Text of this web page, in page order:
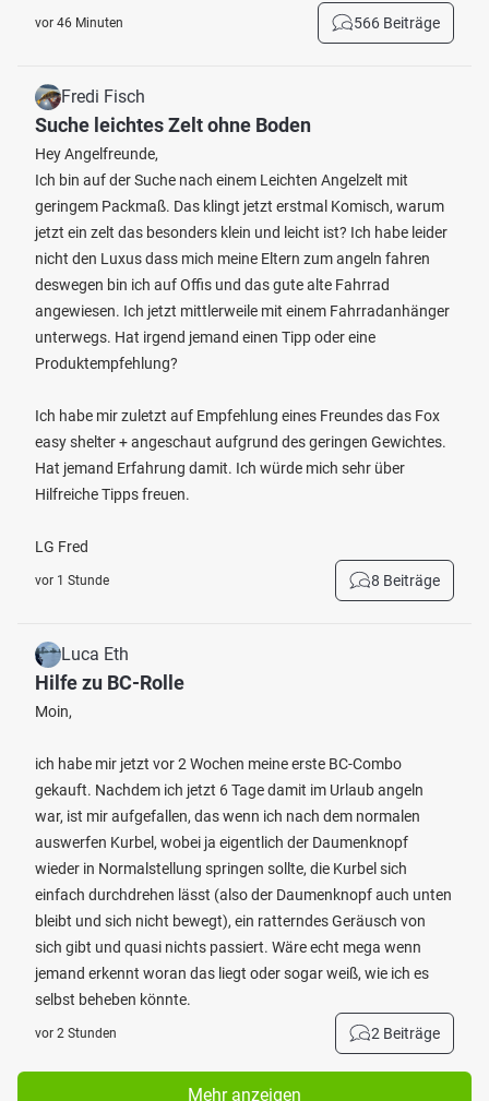
vor 46 Minuten 566 Beiträge
Fredi Fisch
Suche leichtes Zelt ohne Boden
Hey Angelfreunde,
Ich bin auf der Suche nach einem Leichten Angelzelt mit
geringem Packmaß. Das klingt jetzt erstmal Komisch, warum
jetzt ein zelt das besonders klein und leicht ist? Ich habe leider
nicht den Luxus dass mich meine Eltern zum angeln fahren
deswegen bin ich auf Offis und das gute alte Fahrrad
angewiesen. Ich jetzt mittlerweile mit einem Fahrradanhänger
unterwegs. Hat irgend jemand einen Tipp oder eine
Produktempfehlung?
Ich habe mir zuletzt auf Empfehlung eines Freundes das Fox
easy shelter + angeschaut aufgrund des geringen Gewichtes.
Hat jemand Erfahrung damit. Ich würde mich sehr über
Hilfreiche Tipps freuen.
LG Fred
vor 1 Stunde 8 Beiträge
Luca Eth
Hilfe zu BC-Rolle
Moin,
ich habe mir jetzt vor 2 Wochen meine erste BC-Combo
gekauft. Nachdem ich jetzt 6 Tage damit im Urlaub angeln
war, ist mir aufgefallen, das wenn ich nach dem normalen
auswerfen Kurbel, wobei ja eigentlich der Daumenknopf
wieder in Normalstellung springen sollte, die Kurbel sich
einfach durchdrehen lässt (also der Daumenknopf auch unten
bleibt und sich nicht bewegt), ein ratterndes Geräusch von
sich gibt und quasi nichts passiert. Wäre echt mega wenn
jemand erkennt woran das liegt oder sogar weiß, wie ich es
selbst beheben könnte.
vor 2 Stunden 2 Beiträge
Mehr anzeigen